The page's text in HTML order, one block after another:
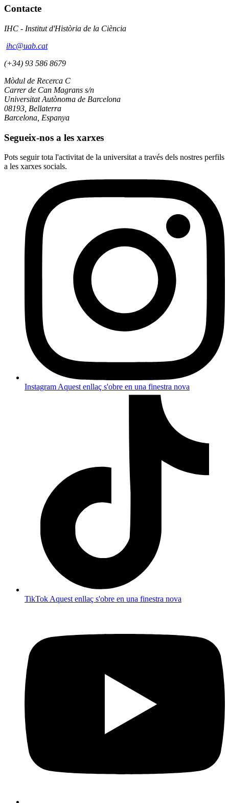
Contacte
IHC - Institut d'Història de la Ciència
ihc@uab.cat
(+34) 93 586 8679
Mòdul de Recerca C
Carrer de Can Magrans s/n
Universitat Autònoma de Barcelona
08193, Bellaterra
Barcelona, Espanya
Segueix-nos a les xarxes
Pots seguir tota l'activitat de la universitat a través dels nostres perfils
a les xarxes socials.
Instagram Aquest enllaç s'obre en una finestra nova
TikTok Aquest enllaç s'obre en una finestra nova